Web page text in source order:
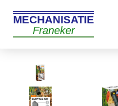
MECHANISATIE
Franeker